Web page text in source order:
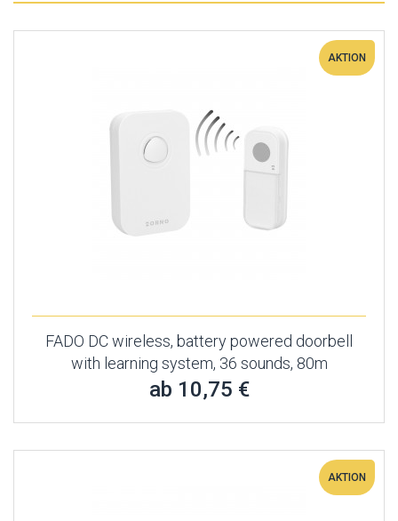
AKTION
FADO DC wireless, battery powered doorbell
with learning system, 36 sounds, 80m
ab 10,75 €
AKTION